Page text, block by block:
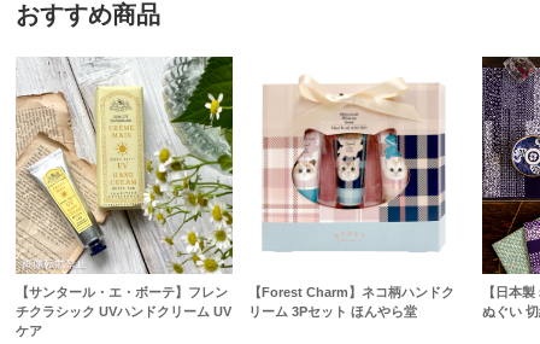
おすすめ商品
【サンタール・エ・ボーテ】フレン
チクラシック UVハンドクリーム UV
ケア
【Forest Charm】ネコ柄ハンドク
リーム 3Pセット ほんやら堂
【日本
ぬぐい